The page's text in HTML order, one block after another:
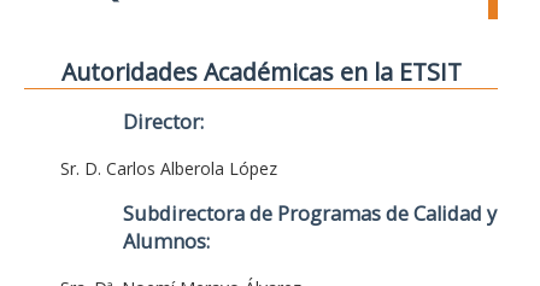
Autoridades Académicas en la ETSIT
Director:
Sr. D. Carlos Alberola López
Subdirectora de Programas de Calidad y
Alumnos: